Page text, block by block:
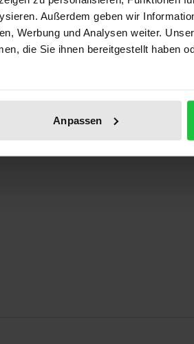
Außerdem geben wir
Werbung und Analysen weiter.
die Sie ihnen bereitgestellt haben
Anpassen